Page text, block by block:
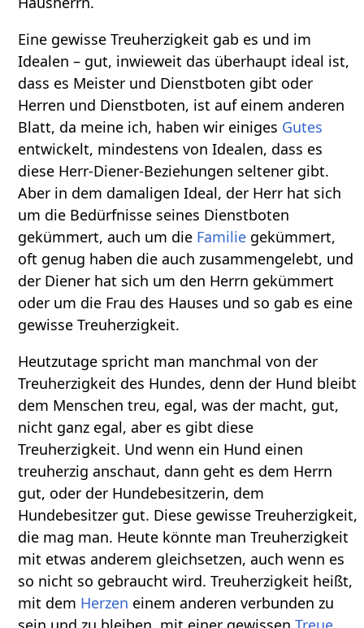
Eine gewisse Treuherzigkeit gab es und im
Idealen – gut, inwieweit das überhaupt ideal ist,
dass es Meister und Dienstboten gibt oder
Herren und Dienstboten, ist auf einem anderen
Blatt, da meine ich, haben wir einiges Gutes
entwickelt, mindestens von Idealen, dass es
diese Herr-Diener-Beziehungen seltener gibt.
Aber in dem damaligen Ideal, der Herr hat sich
um die Bedürfnisse seines Dienstboten
gekümmert, auch um die Familie gekümmert,
oft genug haben die auch zusammengelebt, und
der Diener hat sich um den Herrn gekümmert
oder um die Frau des Hauses und so gab es eine
gewisse Treuherzigkeit.
Heutzutage spricht man manchmal von der
Treuherzigkeit des Hundes, denn der Hund bleibt
dem Menschen treu, egal, was der macht, gut,
nicht ganz egal, aber es gibt diese
Treuherzigkeit. Und wenn ein Hund einen
treuherzig anschaut, dann geht es dem Herrn
gut, oder der Hundebesitzerin, dem
Hundebesitzer gut. Diese gewisse Treuherzigkeit,
die mag man. Heute könnte man Treuherzigkeit
mit etwas anderem gleichsetzen, auch wenn es
so nicht so gebraucht wird. Treuherzigkeit heißt,
mit dem Herzen einem anderen verbunden zu